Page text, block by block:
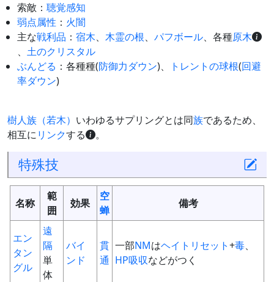
索敵： 聴覚感知
弱点属性 ： 火闇
主な戦利品 ： 宿木、 木霊の根、 パフボール、各種原木
、 土のクリスタル
ぶんどる ：各種種(防御力ダウン)、 トレントの球根(回避
率ダウン)
樹人族（若木） いわゆるサプリングとは同族であるため、
相互にリンクする 。
特殊技
名称
範
囲
効果
空
蝉
備考
エン
タン
グル
遠
隔
単
体
バイ
ンド
貫
通
一部NMはヘイトリセット+毒、
HP吸収などがつく